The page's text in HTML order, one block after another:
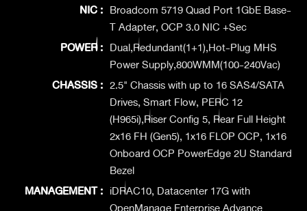
NIC : Broadcom 5719 Quad Port 1GbE Base-
T Adapter, OCP 3.0 NIC +Sec
POWER : Dual,Redundant(1+1),Hot-Plug MHS
Power Supply,800WMM(100-240Vac)
CHASSIS : 2.5" Chassis with up to 16 SAS4/SATA
Drives, Smart Flow, PERC 12
(H965i),Riser Config 5, Rear Full Height
2x16 FH (Gen5), 1x16 FLOP OCP, 1x16
Onboard OCP PowerEdge 2U Standard
Bezel
MANAGEMENT : iDRAC10, Datacenter 17G with